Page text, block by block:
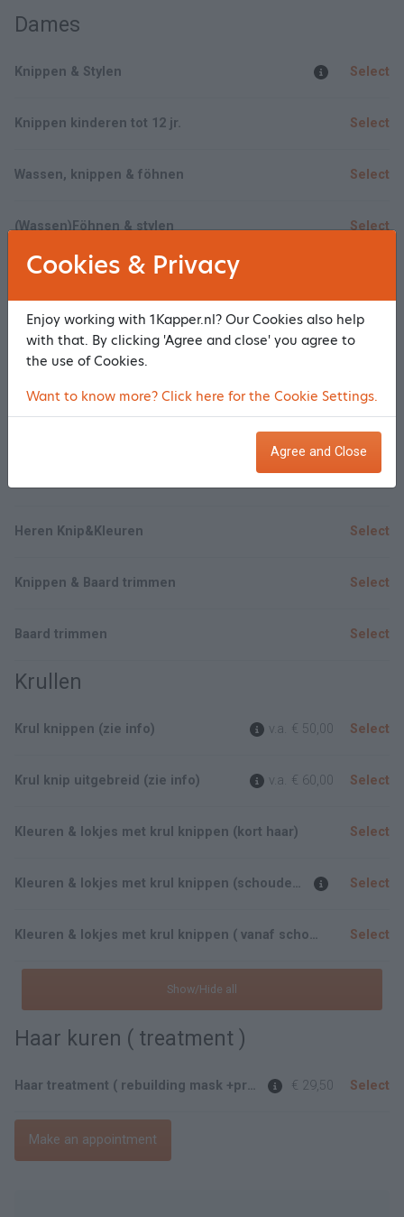
Dames
Knippen & Stylen Select
Knippen kinderen tot 12 jr. Select
Wassen, knippen & föhnen Select
(Wassen)Föhnen & stylen Select
Bayalage
Select
Heren Knip&Kleuren Select
Knippen & Baard trimmen Select
Baard trimmen Select
Krullen
Krul knippen (zie info) v.a. € 50,00 Select
Krul knip uitgebreid (zie info) v.a. € 60,00 Select
Kleuren & lokjes met krul knippen (kort haar) Select
Kleuren & lokjes met krul knippen (schouder lengte) Select
Kleuren & lokjes met krul knippen ( vanaf schouder lengte) Select
Show/Hide all
Haar kuren ( treatment )
Haar treatment ( rebuilding mask +protein ) € 29,50 Select
Make an appointment
Cookies & Privacy
Enjoy working with 1Kapper.nl? Our Cookies also help
with that. By clicking 'Agree and close' you agree to
the use of Cookies.
Want to know more? Click here for the Cookie Settings.
Agree and Close